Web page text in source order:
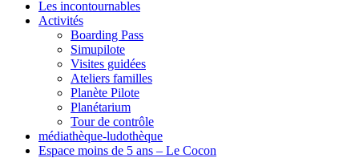
Les incontournables
Activités
Boarding Pass
Simupilote
Visites guidées
Ateliers familles
Planète Pilote
Planétarium
Tour de contrôle
médiathèque-ludothèque
Espace moins de 5 ans – Le Cocon